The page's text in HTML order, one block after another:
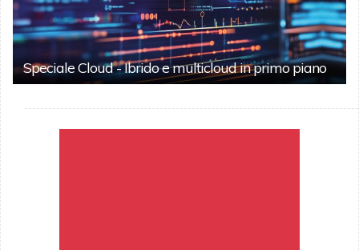
Speciale Cloud - Ibrido e multicloud in primo piano